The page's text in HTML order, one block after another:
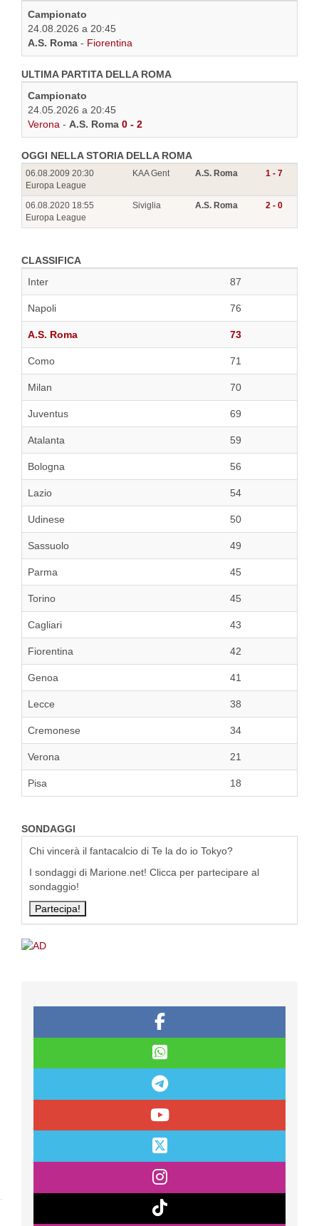
Campionato
24.08.2026 a 20:45
A.S. Roma - Fiorentina
ULTIMA PARTITA DELLA ROMA
Campionato
24.05.2026 a 20:45
Verona - A.S. Roma 0 - 2
OGGI NELLA STORIA DELLA ROMA
06.08.2009 20:30
Europa League
KAA Gent A.S. Roma 1 - 7
06.08.2020 18:55
Europa League
Siviglia A.S. Roma 2 - 0
CLASSIFICA
Inter
87
Napoli 76
A.S. Roma 73
Como 71
Milan 70
Juventus 69
Atalanta 59
Bologna 56
Lazio 54
Udinese 50
Sassuolo 49
Parma 45
Torino 45
Cagliari 43
Fiorentina 42
Genoa 41
Lecce 38
Cremonese 34
Verona 21
Pisa 18
SONDAGGI
Chi vincerà il fantacalcio di Te la do io Tokyo?
I sondaggi di Marione.net! Clicca per partecipare al
sondaggio!